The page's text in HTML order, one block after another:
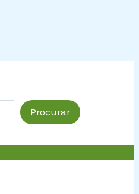
Procurar